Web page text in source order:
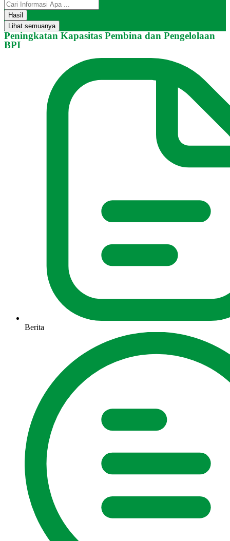
Hasil
Lihat semuanya
Peningkatan Kapasitas Pembina dan Pengelolaan
BPI
Berita